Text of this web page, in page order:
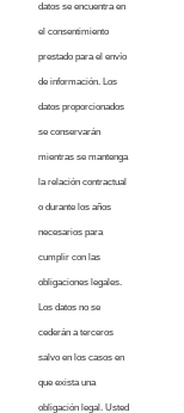
datos se encuentra en
el consentimiento
prestado para el envío
de información. Los
datos proporcionados
se conservarán
mientras se mantenga
la relación contractual
o durante los años
necesarios para
cumplir con las
obligaciones legales.
Los datos no se
cederán a terceros
salvo en los casos en
que exista una
obligación legal. Usted